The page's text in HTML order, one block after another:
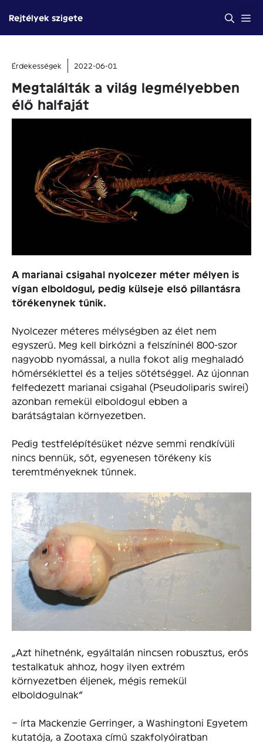
tartalomba
Rejtélyek szigete
Érdekességek 2022-06-01
Megtalálták a világ legmélyebben
élő halfaját
A marianai csigahal nyolcezer méter mélyen is
vígan elboldogul, pedig külseje első pillantásra
törékenynek tűnik.
Nyolcezer méteres mélységben az élet nem
egyszerű. Meg kell birkózni a felszíninél 800-szor
nagyobb nyomással, a nulla fokot alig meghaladó
hőmérséklettel és a teljes sötétséggel. Az újonnan
felfedezett marianai csigahal (Pseudoliparis swirei)
azonban remekül elboldogul ebben a
barátságtalan környezetben.
Pedig testfelépítésüket nézve semmi rendkívüli
nincs bennük, sőt, egyenesen törékeny kis
teremtményeknek tűnnek.
„Azt hihetnénk, egyáltalán nincsen robusztus, erős
testalkatuk ahhoz, hogy ilyen extrém
környezetben éljenek, mégis remekül
elboldogulnak”
– írta Mackenzie Gerringer, a Washingtoni Egyetem
kutatója, a Zootaxa című szakfolyóiratban